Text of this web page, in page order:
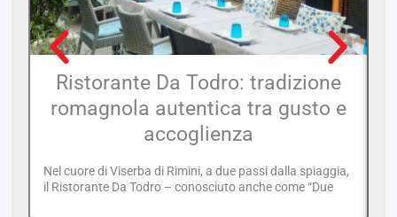
Ristorante Da Todro: tradizione
romagnola autentica tra gusto e
accoglienza
Nel cuore di Viserba di Rimini, a due passi dalla spiaggia,
il Ristorante Da Todro – conosciuto anche come “Due